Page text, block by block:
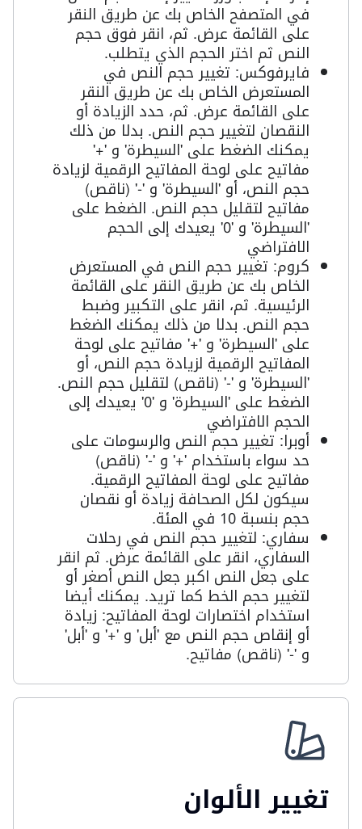
في المتصفح الخاص بك عن طريق النقر
على القائمة عرض. ثم، انقر فوق حجم
النص ثم اختر الحجم الذي يتطلب.
فايرفوكس: تغيير حجم النص في
المستعرض الخاص بك عن طريق النقر
على القائمة عرض. ثم، حدد الزيادة أو
النقصان لتغيير حجم النص. بدلا من ذلك
يمكنك الضغط على 'السيطرة' و '+'
مفاتيح على لوحة المفاتيح الرقمية لزيادة
حجم النص، أو 'السيطرة' و '-' (ناقص)
مفاتيح لتقليل حجم النص. الضغط على
'السيطرة' و '0' يعيدك إلى الحجم
الافتراضي
كروم: تغيير حجم النص في المستعرض
الخاص بك عن طريق النقر على القائمة
الرئيسية. ثم، انقر على التكبير وضبط
حجم النص. بدلا من ذلك يمكنك الضغط
على 'السيطرة' و '+' مفاتيح على لوحة
المفاتيح الرقمية لزيادة حجم النص، أو
'السيطرة' و '-' (ناقص) لتقليل حجم النص.
الضغط على 'السيطرة' و '0' يعيدك إلى
الحجم الافتراضي
أوبرا: تغيير حجم النص والرسومات على
حد سواء باستخدام '+' و '-' (ناقص)
مفاتيح على لوحة المفاتيح الرقمية.
سيكون لكل الصحافة زيادة أو نقصان
حجم بنسبة 10 في المئة.
سفاري: لتغيير حجم النص في رحلات
السفاري، انقر على القائمة عرض. ثم انقر
على جعل النص اكبر جعل النص أصغر أو
لتغيير حجم الخط كما تريد. يمكنك أيضا
استخدام اختصارات لوحة المفاتيح: زيادة
أو إنقاص حجم النص مع 'أبل' و '+' و 'أبل'
و '-' (ناقص) مفاتيح.
تغيير الألوان